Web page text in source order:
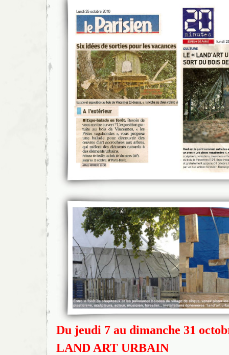
Du jeudi 7 au dimanche 31
LAND ART URBAIN